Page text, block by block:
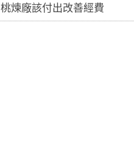
桃煉廠該付出改善經費